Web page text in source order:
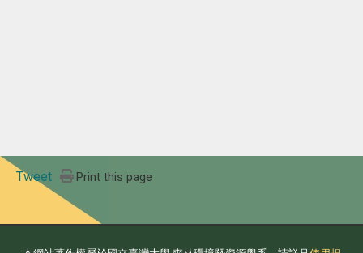
Tweet Print this page